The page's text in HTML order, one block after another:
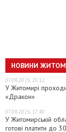
НОВИНИ
07.08.2026, 20:12
У Житомирі
«Дракон»
07.08.2026, 17:40
У Житомирській
готові платити до